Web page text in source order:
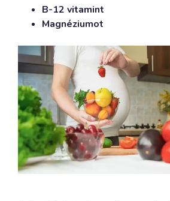
B-12 vitamint
Magnéziumot